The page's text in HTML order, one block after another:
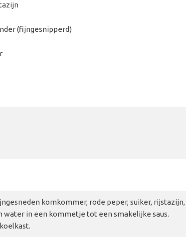
(fijngesnipperd)
komkommer, rode peper, suiker, rijstazijn,
water in een kommetje tot een smakelijke saus.